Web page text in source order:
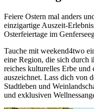
Feiere Ostern mal anders
einzigartige Auszeit-
Osterfeiertage im
Tauche mit weekend4two
eine Region, die sich durch
reiches kulturelles Erbe und
auszeichnet. Lass dich von
Stadtleben und
und exklusiven